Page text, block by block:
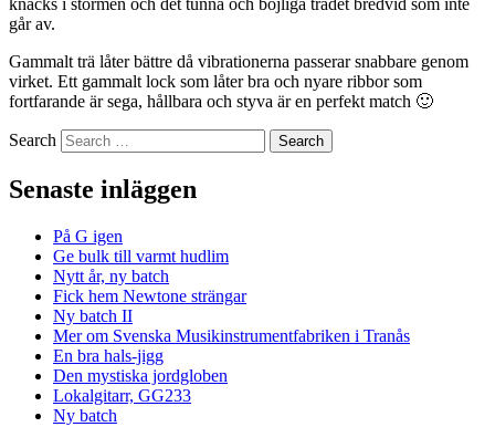
knäcks i stormen och det tunna och böjliga trädet bredvid som inte
går av.
Gammalt trä låter bättre då vibrationerna passerar snabbare genom
virket. Ett gammalt lock som låter bra och nyare ribbor som
fortfarande är sega, hållbara och styva är en perfekt match 🙂
Search
Senaste inläggen
På G igen
Ge bulk till varmt hudlim
Nytt år, ny batch
Fick hem Newtone strängar
Ny batch II
Mer om Svenska Musikinstrumentfabriken i Tranås
En bra hals-jigg
Den mystiska jordgloben
Lokalgitarr, GG233
Ny batch